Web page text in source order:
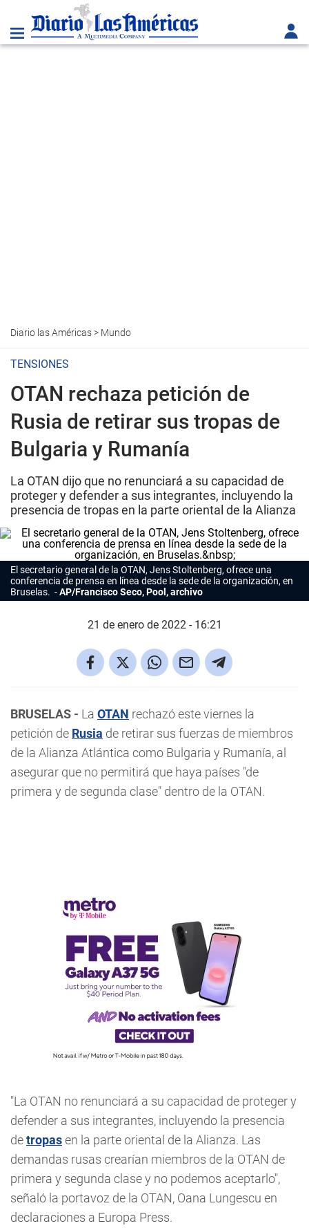
Diario las Américas> Mundo
TENSIONES
OTAN rechaza petición de
Rusia de retirar sus tropas de
Bulgaria y Rumanía
La OTAN dijo que no renunciará a su capacidad de
proteger y defender a sus integrantes, incluyendo la
presencia de tropas en la parte oriental de la Alianza
El secretario general de la OTAN, Jens Stoltenberg, ofrece una
conferencia de prensa en línea desde la sede de la organización, en
Bruselas.
AP/Francisco Seco, Pool, archivo
21 de enero de 2022 - 16:21
BRUSELAS - La OTAN rechazó este viernes la
petición de Rusia de retirar sus fuerzas de miembros
de la Alianza Atlántica como Bulgaria y Rumanía, al
asegurar que no permitirá que haya países "de
primera y de segunda clase" dentro de la OTAN.
"La OTAN no renunciará a su capacidad de proteger y
defender a sus integrantes, incluyendo la presencia
detropasen la parte oriental de la Alianza. Las
demandas rusas crearían miembros de la OTAN de
primera y segunda clase y no podemos aceptarlo",
señaló la portavoz de la OTAN, Oana Lungescu en
declaraciones a Europa Press.